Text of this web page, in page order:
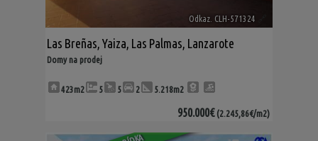
Odkaz. CLH-571324
Las Breñas, Yaiza, Las Palmas, Lanzarote
Domy na prodej
423m2 5 5 2 5.218m2
950.000€ (2.245,86€/m2)